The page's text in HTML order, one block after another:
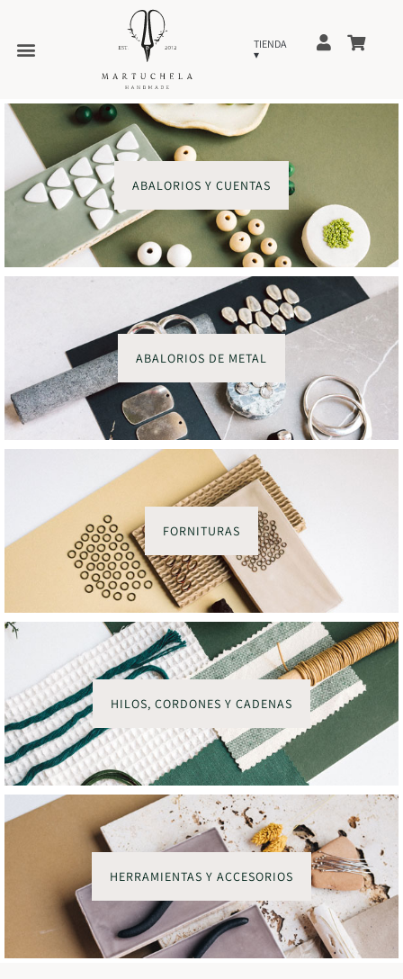
ABALORIOS Y CUENTAS
ABALORIOS DE METAL
FORNITURAS
HILOS, CORDONES Y CADENAS
HERRAMIENTAS Y ACCESORIOS